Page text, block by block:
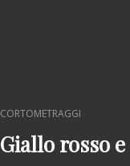
CAT
LINKS
CORTOMETRAGGI
Giallo rosso